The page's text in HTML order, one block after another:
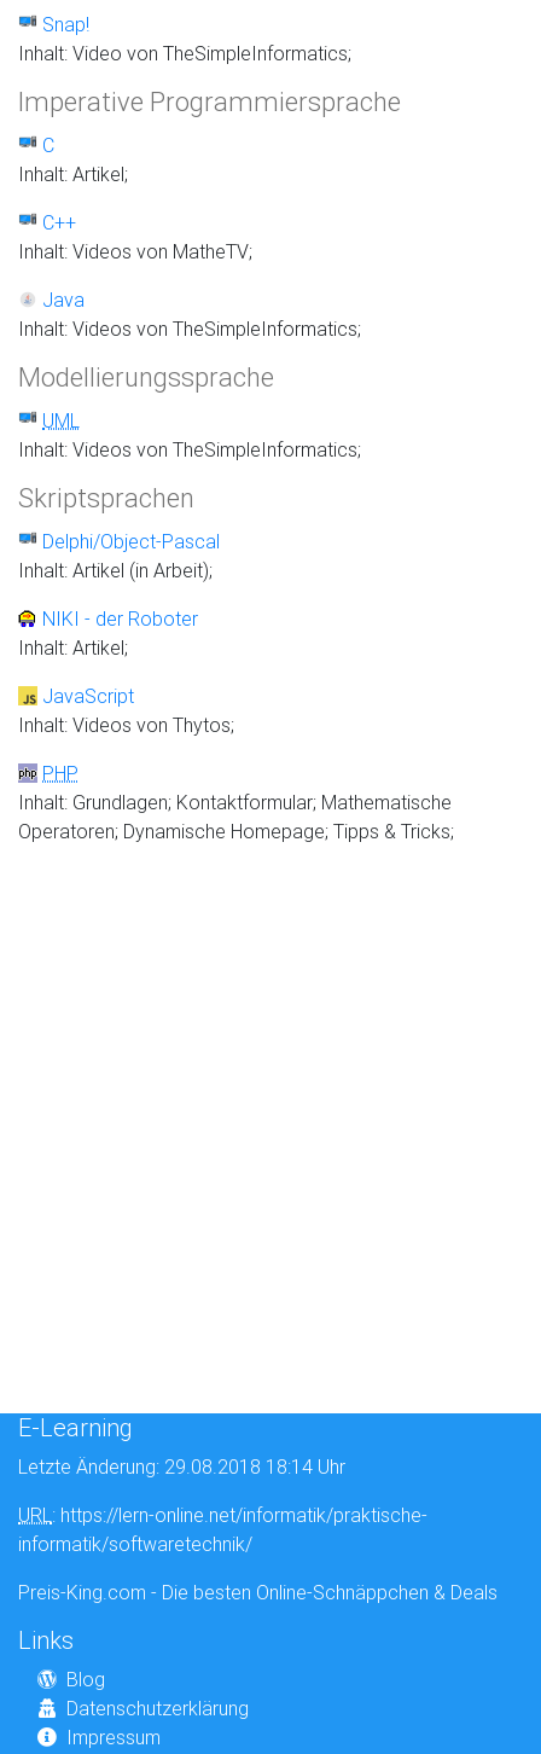
Snap!
Inhalt: Video von TheSimpleInformatics;
Imperative Programmiersprache
C
Inhalt: Artikel;
C++
Inhalt: Videos von MatheTV;
Java
Inhalt: Videos von TheSimpleInformatics;
Modellierungssprache
UML
Inhalt: Videos von TheSimpleInformatics;
Skriptsprachen
Delphi/Object-Pascal
Inhalt: Artikel (in Arbeit);
NIKI - der Roboter
Inhalt: Artikel;
JavaScript
Inhalt: Videos von Thytos;
PHP
Inhalt: Grundlagen; Kontaktformular; Mathematische
Operatoren; Dynamische Homepage; Tipps & Tricks;
E-Learning
Letzte Änderung: 29.08.2018 18:14 Uhr
URL: https://lern-online.net/informatik/praktische-
informatik/softwaretechnik/
Preis-King.com - Die besten Online-Schnäppchen & Deals
Links
Blog
Datenschutzerklärung
Impressum